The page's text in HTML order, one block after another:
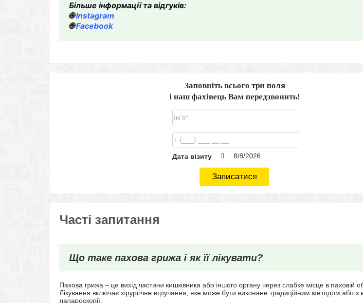
Більше інформації та відгуків:
🌐Instagram
🌐Facebook
Заповніть всього три поля
і наш фахівець Вам передзвонить!
Дата візиту
Записатися
Часті запитання
Що таке пахова грижа і як її лікувати?
Пахова грижа – це вихід частини кишківника або іншого органу через слабке місце в паховій
Лікування включає хірургічне втручання, яке може бути виконане традиційним методом або з
лапароскопії.